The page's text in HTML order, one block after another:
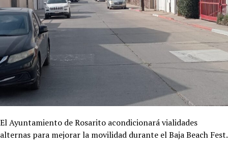
El Ayuntamiento de Rosarito acondicionará vialidades
alternas para mejorar la movilidad durante el Baja Beach Fest.